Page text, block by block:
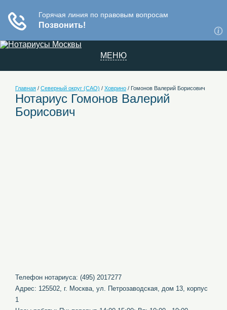
МЕНЮ
Главная / Северный округ (САО) / Ховрино / Гомонов Валерий Борисович
Нотариус Гомонов Валерий
Борисович
Телефон нотариуса: (495) 2017277
Адрес: 125502, г. Москва, ул. Петрозаводская, дом 13, корпус
1